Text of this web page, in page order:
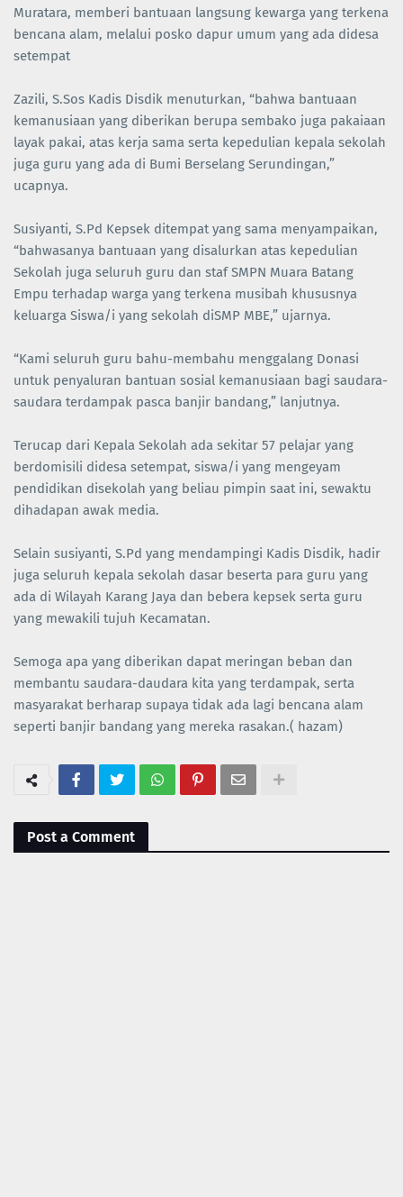
Muratara, memberi bantuaan langsung kewarga yang terkena
bencana alam, melalui posko dapur umum yang ada didesa
setempat
Zazili, S.Sos Kadis Disdik menuturkan, “bahwa bantuaan
kemanusiaan yang diberikan berupa sembako juga pakaiaan
layak pakai, atas kerja sama serta kepedulian kepala sekolah
juga guru yang ada di Bumi Berselang Serundingan,”
ucapnya.
Susiyanti, S.Pd Kepsek ditempat yang sama menyampaikan,
“bahwasanya bantuaan yang disalurkan atas kepedulian
Sekolah juga seluruh guru dan staf SMPN Muara Batang
Empu terhadap warga yang terkena musibah khususnya
keluarga Siswa/i yang sekolah diSMP MBE,” ujarnya.
“Kami seluruh guru bahu-membahu menggalang Donasi
untuk penyaluran bantuan sosial kemanusiaan bagi saudara-
saudara terdampak pasca banjir bandang,” lanjutnya.
Terucap dari Kepala Sekolah ada sekitar 57 pelajar yang
berdomisili didesa setempat, siswa/i yang mengeyam
pendidikan disekolah yang beliau pimpin saat ini, sewaktu
dihadapan awak media.
Selain susiyanti, S.Pd yang mendampingi Kadis Disdik, hadir
juga seluruh kepala sekolah dasar beserta para guru yang
ada di Wilayah Karang Jaya dan bebera kepsek serta guru
yang mewakili tujuh Kecamatan.
Semoga apa yang diberikan dapat meringan beban dan
membantu saudara-daudara kita yang terdampak, serta
masyarakat berharap supaya tidak ada lagi bencana alam
seperti banjir bandang yang mereka rasakan.( hazam)
Post a Comment